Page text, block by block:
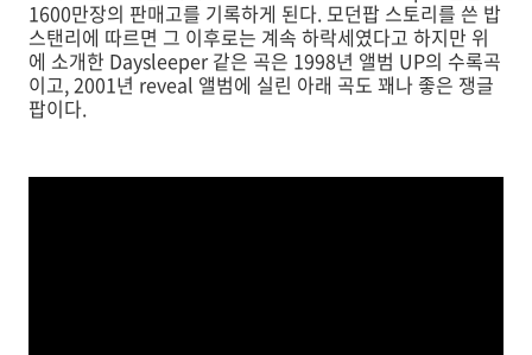
1600만장의 판매고를 기록하게 된다. 모던팝 스토리를 쓴 밥
스탠리에 따르면 그 이후로는 계속 하락세였다고 하지만 위
에 소개한 Daysleeper 같은 곡은 1998년 앨범 UP의 수록곡
이고, 2001년 reveal 앨범에 실린 아래 곡도 꽤나 좋은 쟁글
팝이다.